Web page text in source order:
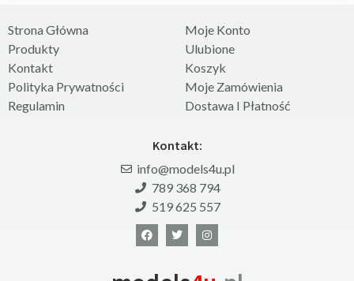
Strona Główna
Produkty
Kontakt
Polityka Prywatności
Regulamin
Moje Konto
Ulubione
Koszyk
Moje Zamówienia
Dostawa I Płatność
Kontakt:
info@models4u.pl
789 368 794
519 625 557